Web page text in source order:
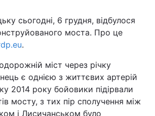
сьогодні, 6 грудня, відбулося
моста. Про це
.
міст через річку
є однією з життєвих артерій
2014 року бойовики підірвали
мосту, з тих пір сполучення між
і Лисичанськом було